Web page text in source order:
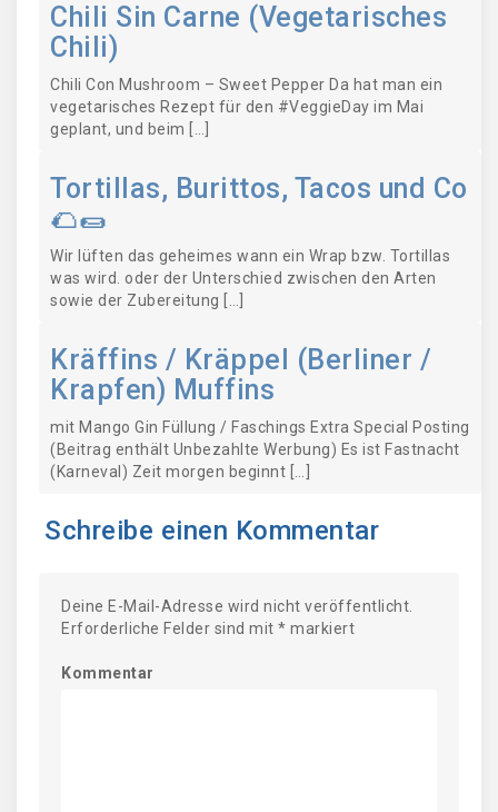
Chili Sin Carne (Vegetarisches
Chili)
Chili Con Mushroom – Sweet Pepper Da hat man ein
vegetarisches Rezept für den #VeggieDay im Mai
geplant, und beim […]
Tortillas, Burittos, Tacos und Co
🌮🌯
Wir lüften das geheimes wann ein Wrap bzw. Tortillas
was wird. oder der Unterschied zwischen den Arten
sowie der Zubereitung […]
Kräffins / Kräppel (Berliner /
Krapfen) Muffins
mit Mango Gin Füllung / Faschings Extra Special Posting
(Beitrag enthält Unbezahlte Werbung) Es ist Fastnacht
(Karneval) Zeit morgen beginnt […]
Schreibe einen Kommentar
Deine E-Mail-Adresse wird nicht veröffentlicht.
Erforderliche Felder sind mit * markiert
Kommentar